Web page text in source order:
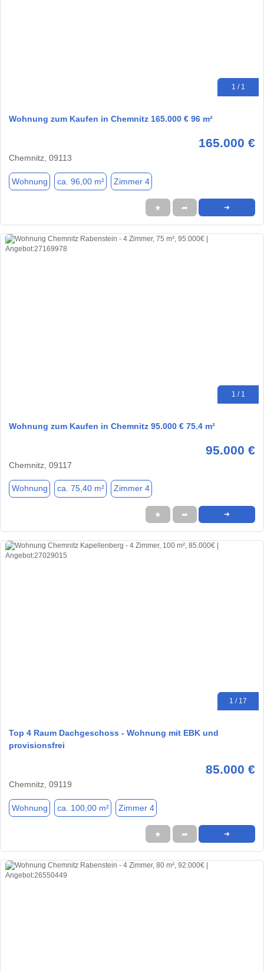
1 / 1
Wohnung zum Kaufen in Chemnitz 165.000 € 96 m²
165.000 €
Chemnitz, 09113
Wohnung ca. 96,00 m² Zimmer 4
★ ➦ ➜
1 / 1
Wohnung zum Kaufen in Chemnitz 95.000 € 75.4 m²
95.000 €
Chemnitz, 09117
Wohnung ca. 75,40 m² Zimmer 4
★ ➦ ➜
1 / 17
Top 4 Raum Dachgeschoss - Wohnung mit EBK und
provisionsfrei
85.000 €
Chemnitz, 09119
Wohnung ca. 100,00 m² Zimmer 4
★ ➦ ➜